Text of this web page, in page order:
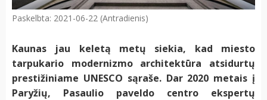
Paskelbta: 2021-06-22 (Antradienis)
Kaunas jau keletą metų siekia, kad miesto
tarpukario modernizmo architektūra atsidurtų
prestižiniame UNESCO sąraše. Dar 2020 metais į
Paryžių, Pasaulio paveldo centro ekspertų